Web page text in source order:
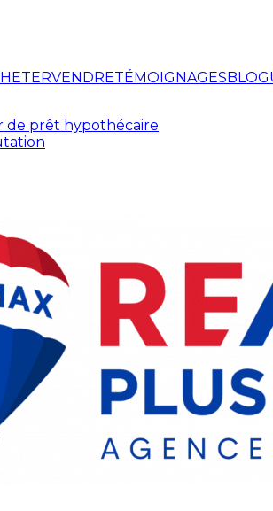
VENDRETÉMOIGNAGES
de prêt hypothécaire